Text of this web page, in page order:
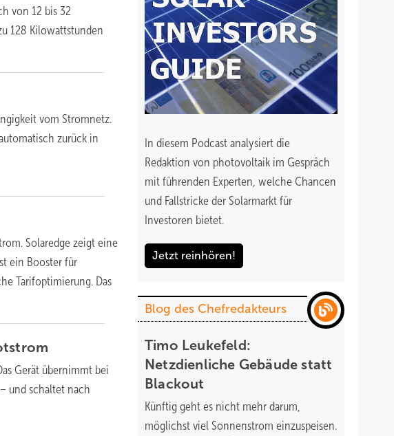
von 12 bis 32
128 Kilowattstunden
vom Stromnetz.
zurück in
Solaredge zeigt eine
ein Booster für
Tarifoptimierung. Das
Gerät übernimmt bei
und schaltet nach
In diesem Podcast analysiert die
Redaktion von photovoltaik im Gespräch
mit führenden Experten, welche Chancen
und Fallstricke der Solarmarkt für
Investoren bietet.
Jetzt reinhören!
Blog des Chefredakteurs
Timo Leukefeld:
Netzdienliche Gebäude statt
Blackout
Künftig geht es nicht mehr darum,
möglichst viel Sonnenstrom einzuspeisen.